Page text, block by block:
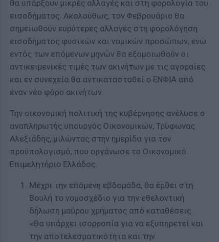
θα υπάρξουν μικρές αλλαγές και στη φορολογία του
εισοδήματος. Ακολούθως, τον Φεβρουάριο θα
σημειωθούν ευρύτερες αλλαγές στη φορολόγηση
εισοδήματος φυσικών και νομικών προσώπων, ενώ
εντός των επόμενων μηνών θα εξομοιωθούν οι
αντικειμενικές τιμές των ακινήτων με τις αγοραίες
και εν συνεχεία θα αντικατασταθεί ο ΕΝΦΙΑ από
έναν νέο φόρο ακινήτων.
Την οικονομική πολιτική της κυβέρνησης ανέλυσε ο
αναπληρωτής υπουργός Οικονομικών, Τρύφωνας
Αλεξιάδης, μιλώντας στην ημερίδα για τον
προϋπολογισμό, που οργάνωσε το Οικονομικό
Επιμελητήριο Ελλάδος.
Μέχρι την επόμενη εβδομάδα, θα έρθει στη
Βουλή το νομοσχέδιο για την εθελοντική
δήλωση μαύρου χρήματος από καταθέσεις.
«Θα υπάρχει ισορροπία για να εξυπηρετεί και
την αποτελεσματικότητα και την